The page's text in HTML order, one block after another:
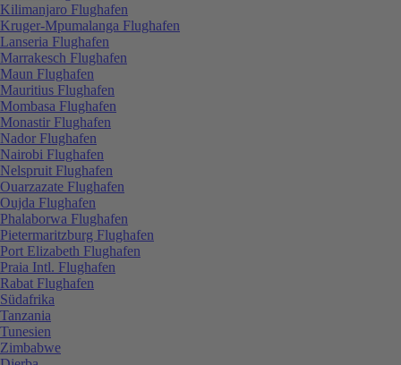
Kilimanjaro Flughafen
Kruger-Mpumalanga Flughafen
Lanseria Flughafen
Marrakesch Flughafen
Maun Flughafen
Mauritius Flughafen
Mombasa Flughafen
Monastir Flughafen
Nador Flughafen
Nairobi Flughafen
Nelspruit Flughafen
Ouarzazate Flughafen
Oujda Flughafen
Phalaborwa Flughafen
Pietermaritzburg Flughafen
Port Elizabeth Flughafen
Praia Intl. Flughafen
Rabat Flughafen
Südafrika
Tanzania
Tunesien
Zimbabwe